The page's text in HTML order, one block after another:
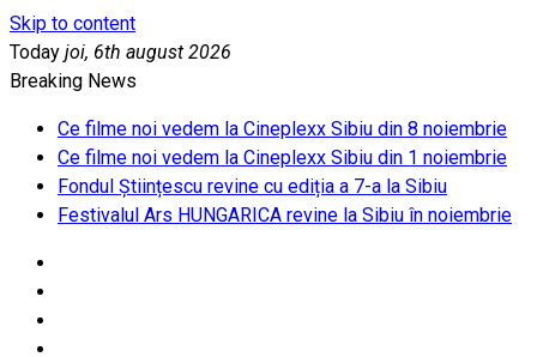
Skip to content
Today joi, 6th august 2026
Breaking News
Ce filme noi vedem la Cineplexx Sibiu din 8 noiembrie
Ce filme noi vedem la Cineplexx Sibiu din 1 noiembrie
Fondul Științescu revine cu ediția a 7-a la Sibiu
Festivalul Ars HUNGARICA revine la Sibiu în noiembrie